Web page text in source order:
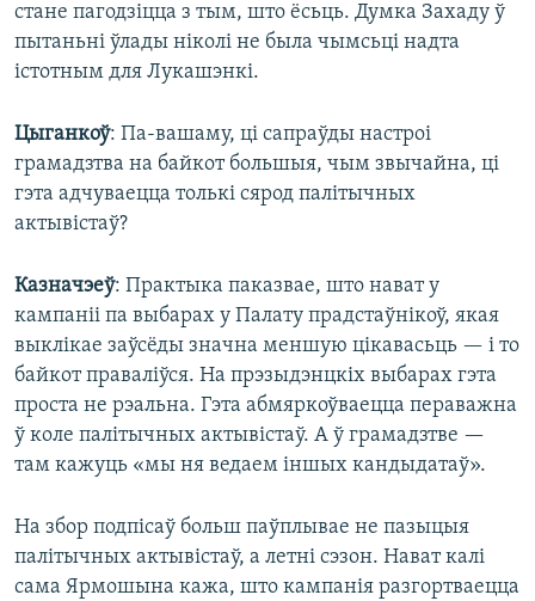
стане пагодзіцца з тым, што ёсьць. Думка Захаду ў
пытаньні ўлады ніколі не была чымсьці надта
істотным для Лукашэнкі.
Цыганкоў: Па-вашаму, ці сапраўды настроі
грамадзтва на байкот большыя, чым звычайна, ці
гэта адчуваецца толькі сярод палітычных
актывістаў?
Казначэеў: Практыка паказвае, што нават у
кампаніі па выбарах у Палату прадстаўнікоў, якая
выклікае заўсёды значна меншую цікавасьць — і то
байкот праваліўся. На прэзыдэнцкіх выбарах гэта
проста не рэальна. Гэта абмяркоўваецца пераважна
ў коле палітычных актывістаў. А ў грамадзтве —
там кажуць «мы ня ведаем іншых кандыдатаў».
На збор подпісаў больш паўплывае не пазыцыя
палітычных актывістаў, а летні сэзон. Нават калі
сама Ярмошына кажа, што кампанія разгортваецца